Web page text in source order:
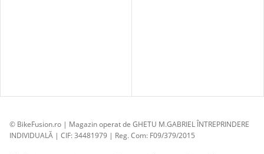
© BikeFusion.ro | Magazin operat de GHETU M.GABRIEL ÎNTREPRINDERE
INDIVIDUALĂ | CIF: 34481979 | Reg. Com: F09/379/2015